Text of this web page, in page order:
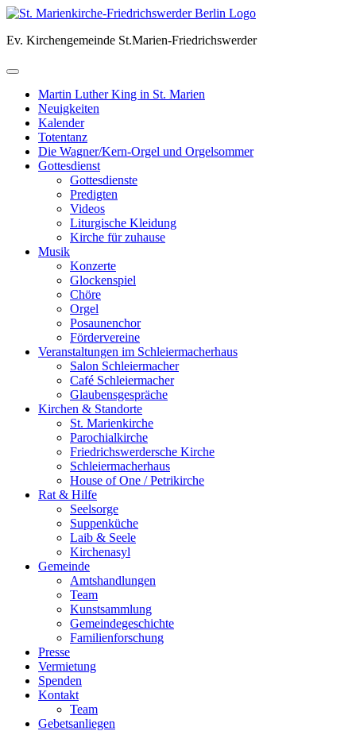
Skip
content
Ev. Kirchengemeinde St.Marien-Friedrichswerder
Martin Luther King in St. Marien
Neuigkeiten
Kalender
Totentanz
Die Wagner/Kern-Orgel und Orgelsommer
Gottesdienst
Gottesdienste
Predigten
Videos
Liturgische Kleidung
Kirche für zuhause
Musik
Konzerte
Glockenspiel
Chöre
Orgel
Posaunenchor
Fördervereine
Veranstaltungen im Schleiermacherhaus
Salon Schleiermacher
Café Schleiermacher
Glaubensgespräche
Kirchen & Standorte
St. Marienkirche
Parochialkirche
Friedrichswerdersche Kirche
Schleiermacherhaus
House of One / Petrikirche
Rat & Hilfe
Seelsorge
Suppenküche
Laib & Seele
Kirchenasyl
Gemeinde
Amtshandlungen
Team
Kunstsammlung
Gemeindegeschichte
Familienforschung
Presse
Vermietung
Spenden
Kontakt
Team
Gebetsanliegen